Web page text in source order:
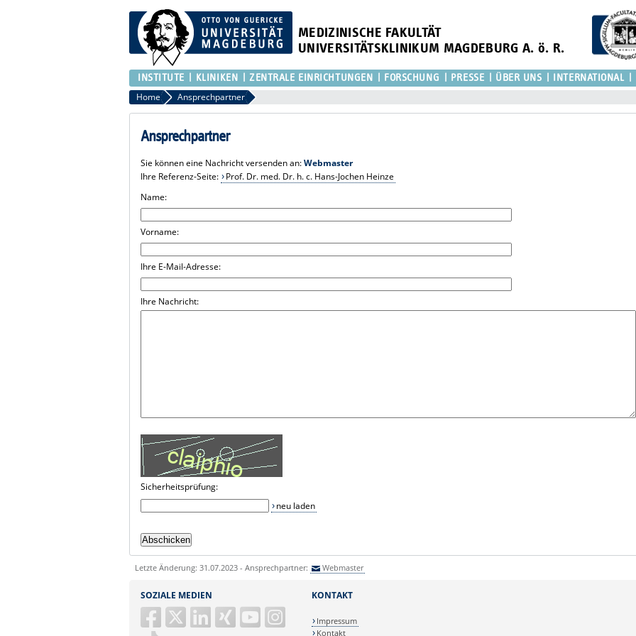
MEDIZINISCHE FAKULTÄT
UNIVERSITÄTSKLINIKUM MAGDEBURG A. ö. R.
INSTITUTE KLINIKEN ZENTRALE EINRICHTUNGEN FORSCHUNG PRESSE ÜBER UNS INTERNATIONAL
Home Ansprechpartner
Ansprechpartner
Sie können eine Nachricht versenden an:Webmaster
Ihre Referenz-Seite:
Prof. Dr. med. Dr. h. c. Hans-Jochen Heinze
Name:
Vorname:
Ihre E-Mail-Adresse:
Ihre Nachricht:
Sicherheitsprüfung:
neu laden
Letzte Änderung: 31.07.2023 - Ansprechpartner: Webmaster
SOZIALE MEDIEN KONTAKT
Impressum
Kontakt